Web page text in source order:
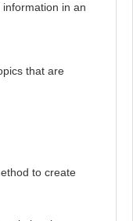
in an
that are
to create